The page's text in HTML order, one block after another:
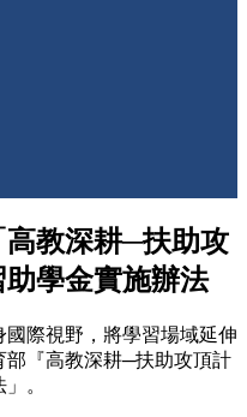
教深耕─扶助攻
學金實施辦法
際視野，將學習場域延伸
部『高教深耕─扶助攻頂計
。